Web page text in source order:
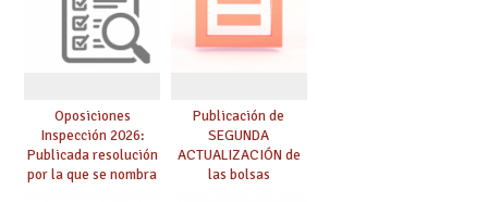
Oposiciones
Inspección 2026:
Publicada resolución
por la que se nombra
Publicación de
SEGUNDA
ACTUALIZACIÓN de
las bolsas